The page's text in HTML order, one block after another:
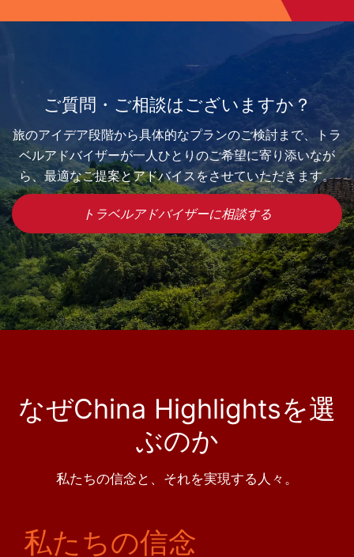
ご質問・ご相談はございますか？
旅のアイデア段階から具体的なプランのご検討まで、トラ
ベルアドバイザーが一人ひとりのご希望に寄り添いなが
ら、最適なご提案とアドバイスをさせていただきます。
トラベルアドバイザーに相談する
なぜChina Highlightsを選
ぶのか
私たちの信念と、それを実現する人々。
私たちの信念